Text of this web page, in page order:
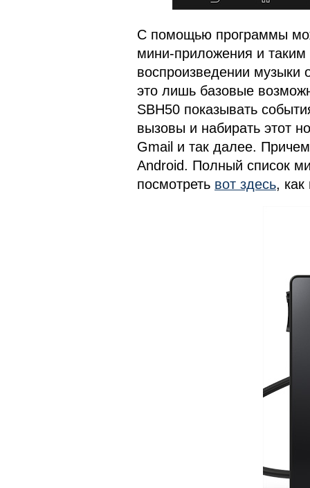
С помощью программы
мини-приложения и
воспроизведении музыки
это лишь базовые
SBH50 показывать
вызовы и набирать этот
Gmail и так далее.
Android. Полный список
посмотреть вот здесь, как